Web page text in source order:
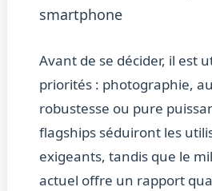
smartphone
Avant de se décider, il est
priorités : photographie,
robustesse ou pure
flagships séduiront les
exigeants, tandis que le
actuel offre un rapport